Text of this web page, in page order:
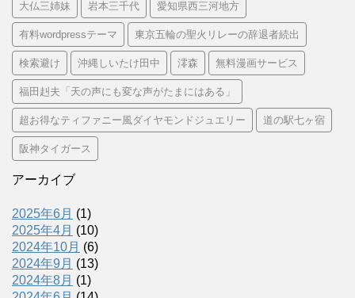
大仏三姉妹 岩本三千代 愛知県西三河地方
有料wordpressテーマ 東京五輪の聖火リレーの辞退者続出
検索避け 沖縄しいたけ田中 澪森 無料漫画サービス
福田赳夫「天の声にも変な声がたまにはある」
超お得なティファニー風ダイヤモンドジュエリー 道の駅七ヶ宿
阪神タイガース
アーカイブ
2025年6月 (1)
2025年4月 (10)
2024年10月 (6)
2024年9月 (13)
2024年8月 (1)